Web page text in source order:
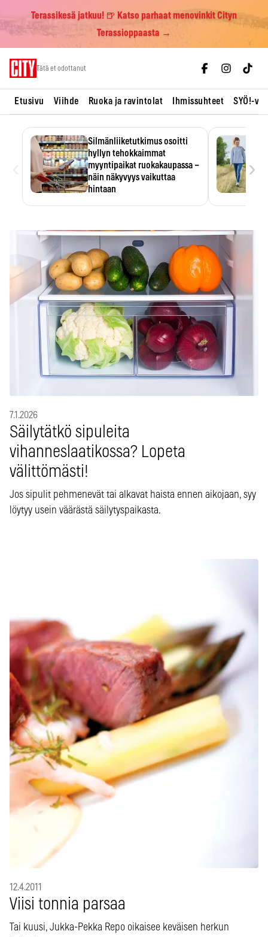
Terassikesä jatkuu! 🍺 Katso parhaat menovinkit Cityn
Terassioppaasta →
Tätä et odottanut
Etusivu Viihde Ruoka ja ravintolat Ihmissuhteet SYÖ!-
Silmänliiketutkimus osoitti
hyllyn tehokkaimmat
myyntipaikat ruokakaupassa –
näin näkyvyys vaikuttaa
hintaan
›
7.1.2026
Säilytätkö sipuleita
vihanneslaatikossa? Lopeta
välittömästi!
Jos sipulit pehmenevät tai alkavat haista ennen aikojaan, syy
löytyy usein väärästä säilytyspaikasta.
12.4.2011
Viisi tonnia parsaa
Tai kuusi, Jukka-Pekka Repo oikaisee keväisen herkun